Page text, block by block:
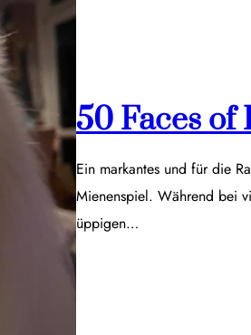
50 Faces of
Ein markantes und für die
Mienenspiel. Während bei
üppigen…